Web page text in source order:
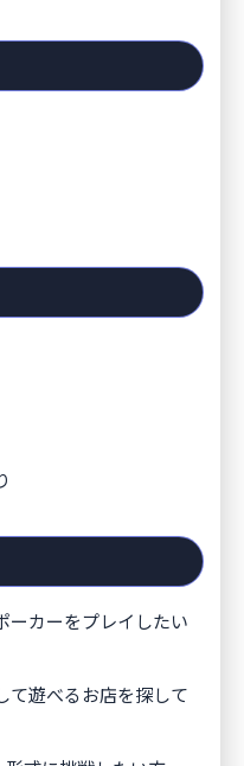
ーカーをプレイしたい
て遊べるお店を探して